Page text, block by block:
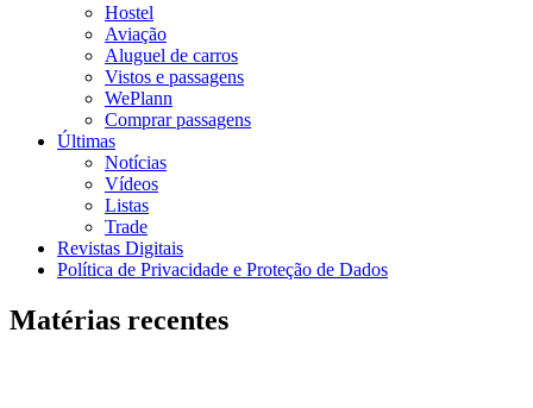
Hostel
Aviação
Aluguel de carros
Vistos e passagens
WePlann
Comprar passagens
Últimas
Notícias
Vídeos
Listas
Trade
Revistas Digitais
Política de Privacidade e Proteção de Dados
Matérias recentes